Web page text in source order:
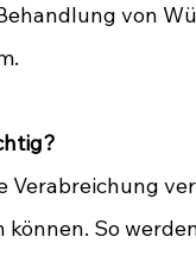
von
Verabreichung
So